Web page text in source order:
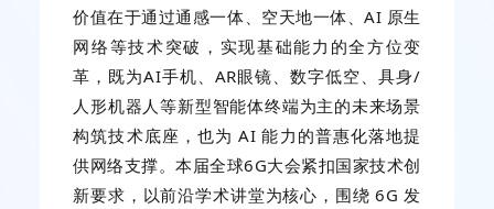
价值在于通过通感一体、空天地一体、AI 原生
网络等技术突破，实现基础能力的全方位变
革，既为AI手机、AR眼镜、数字低空、具身/
人形机器人等新型智能体终端为主的未来场景
构筑技术底座，也为 AI 能力的普惠化落地提
供网络支撑。本届全球6G大会紧扣国家技术创
新要求，以前沿学术讲堂为核心，围绕 6G 发